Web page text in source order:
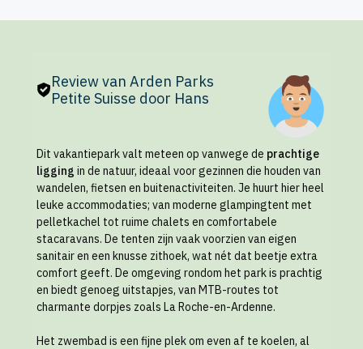
Review van Arden Parks
Petite Suisse door Hans
Dit vakantiepark valt meteen op vanwege de prachtige
ligging in de natuur, ideaal voor gezinnen die houden van
wandelen, fietsen en buitenactiviteiten. Je huurt hier heel
leuke accommodaties; van moderne glampingtent met
pelletkachel tot ruime chalets en comfortabele
stacaravans. De tenten zijn vaak voorzien van eigen
sanitair en een knusse zithoek, wat nét dat beetje extra
comfort geeft. De omgeving rondom het park is prachtig
en biedt genoeg uitstapjes, van MTB-routes tot
charmante dorpjes zoals La Roche-en-Ardenne.
Het zwembad is een fijne plek om even af te koelen, al